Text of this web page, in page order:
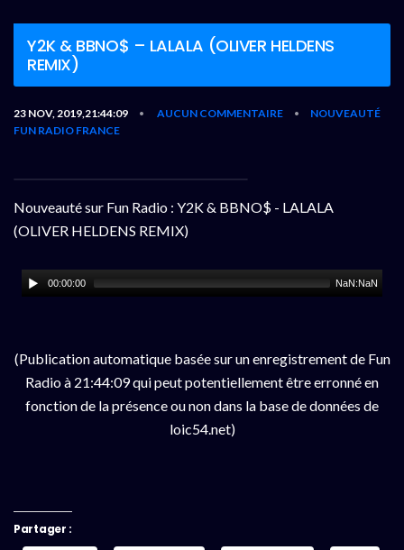
Y2K & BBNO$ – LALALA (OLIVER HELDENS
REMIX)
23 NOV, 2019,21:44:09 • AUCUN COMMENTAIRE •
NOUVEAUTÉ
FUN RADIO FRANCE
Nouveauté sur Fun Radio : Y2K & BBNO$ - LALALA
(OLIVER HELDENS REMIX)
00:00:00 NaN:NaN
(Publication automatique basée sur un enregistrement de Fun
Radio à 21:44:09 qui peut potentiellement être erronné en
fonction de la présence ou non dans la base de données de
loic54.net)
Partager :